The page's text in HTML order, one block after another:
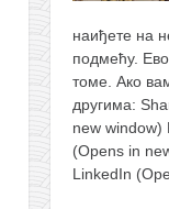
наиђете на
подмећу.
томе. Ако
другима:
new window)
(Opens in
LinkedIn